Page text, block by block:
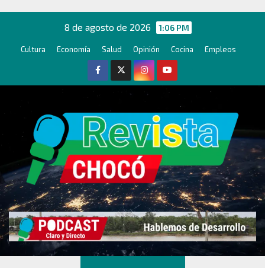
contenido
8 de agosto de 2026 1:06 PM
Cultura Economía Salud Opinión Cocina Empleos